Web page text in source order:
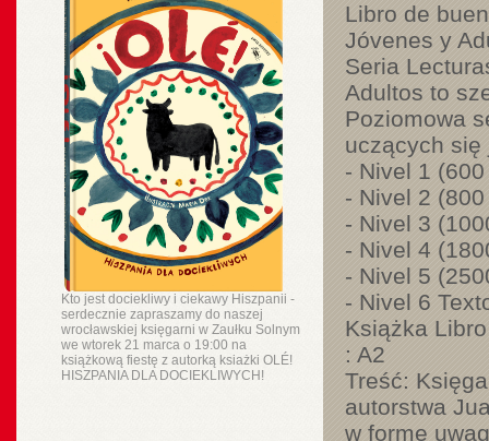
Kto jest dociekliwy i ciekawy Hiszpanii -
serdecznie zapraszamy do naszej
wrocławskiej księgarni w Zaułku Solnym
we wtorek 21 marca o 19:00 na
książkową fiestę z autorką ksiażki OLÉ!
HISZPANIA DLA DOCIEKLIWYCH!
Libro de
Jóvenes y
Seria
Adultos to
Poziomowa
uczących się
- Nivel 1
- Nivel 2
- Nivel 3
- Nivel 4
- Nivel 5
- Nivel 6
Książka
: A2
Treść:
autorstwa
w formę